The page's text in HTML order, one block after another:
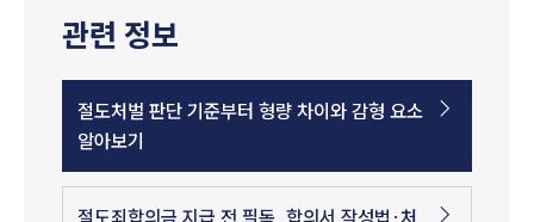
관련 정보
절도처벌 판단 기준부터 형량 차이와 감형 요소
알아보기
절도죄합의금 지급 전 필독, 합의서 작성법·처